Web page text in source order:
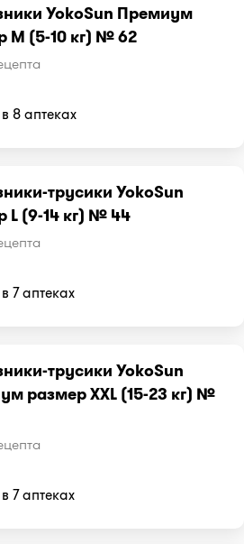
YokoSun Премиум
М (5-10 кг) № 62
8 аптеках
трусики YokoSun
L (9-14 кг) № 44
7 аптеках
трусики YokoSun
размер XXL (15-23 кг) №
7 аптеках